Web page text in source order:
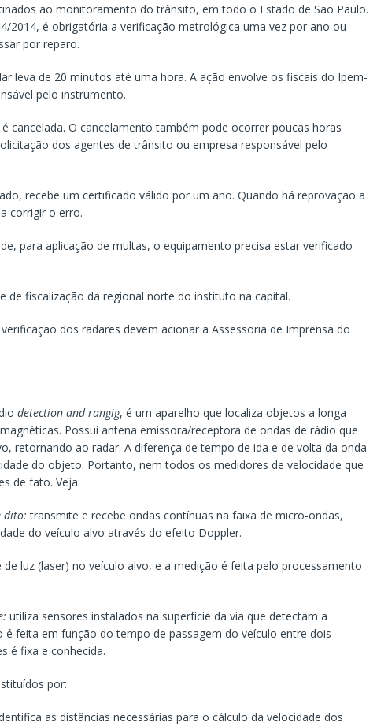
ao monitoramento do trânsito, em todo o Estado de São Paulo.
2014, é obrigatória a verificação metrológica uma vez por ano ou
por reparo.
leva de 20 minutos até uma hora. A ação envolve os fiscais do Ipem-
pelo instrumento.
cancelada. O cancelamento também pode ocorrer poucas horas
dos agentes de trânsito ou empresa responsável pelo
recebe um certificado válido por um ano. Quando há reprovação a
corrigir o erro.
para aplicação de multas, o equipamento precisa estar verificado
de fiscalização da regional norte do instituto na capital.
dos radares devem acionar a Assessoria de Imprensa do
detection and rangig, é um aparelho que localiza objetos a longa
Possui antena emissora/receptora de ondas de rádio que
retornando ao radar. A diferença de tempo de ida e de volta da onda
do objeto. Portanto, nem todos os medidores de velocidade que
de fato. Veja:
dito: transmite e recebe ondas contínuas na faixa de micro-ondas,
do veículo alvo através do efeito Doppler.
luz (laser) no veículo alvo, e a medição é feita pelo processamento
utiliza sensores instalados na superfície da via que detectam a
é feita em função do tempo de passagem do veículo entre dois
é fixa e conhecida.
por:
as distâncias necessárias para o cálculo da velocidade dos